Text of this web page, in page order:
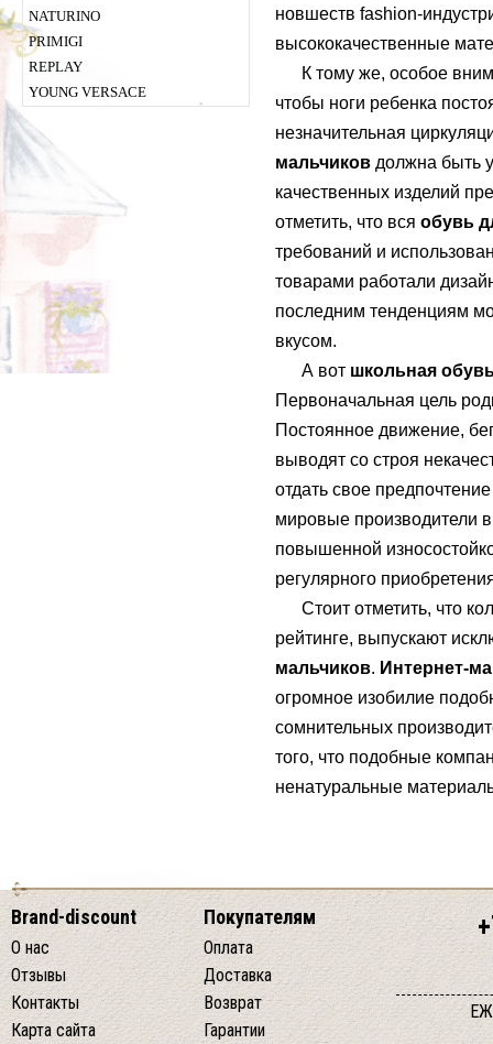
NATURINO
PRIMIGI
REPLAY
YOUNG VERSACE
новшеств fashion-
высококачественные
К тому же, особое
чтобы ноги ребенка
незначительная
мальчиков должна быть
качественных изделий
отметить, что вся обувь
требований и
товарами работали
последним тенденциям
вкусом.
А вот школьная
Первоначальная цель
Постоянное движение,
выводят со строя
отдать свое
мировые производители
повышенной
регулярного
Стоит отметить, что
рейтинге, выпускают
мальчиков. Интернет-
огромное изобилие
сомнительных
того, что подобные
ненатуральные
Brand-discount
О нас
Отзывы
Контакты
Карта сайта
Покупателям
Оплата
Доставка
Возврат
Гарантии